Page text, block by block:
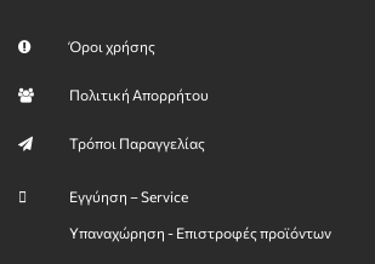
Όροι χρήσης
Πολιτική Απορρήτου
Τρόποι Παραγγελίας
Εγγύηση – Service
Υπαναχώρηση - Επιστροφές προϊόντων